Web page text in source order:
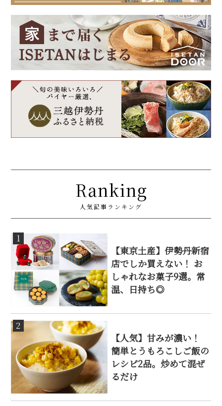
Ranking
人気記事ランキング
1
【東京土産】伊勢丹新宿
店でしか買えない！ お
しゃれなお菓子9選。常
温、日持ち◎
2
【人気】甘みが濃い！
簡単とうもろこしご飯の
レシピ2品。炒めて混ぜ
るだけ